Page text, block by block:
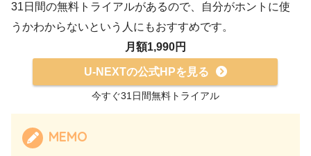
31日間の無料トライアルがあるので、自分がホントに使
うかわからないという人にもおすすめです。
月額1,990円
U-NEXTの公式HPを見る
今すぐ31日間無料トライアル
MEMO